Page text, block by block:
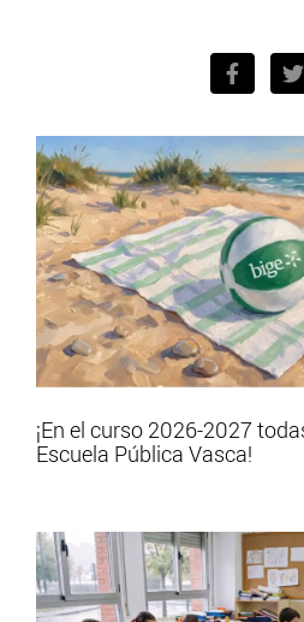
¡En el curso 2026-2027
Escuela Pública Vasca!